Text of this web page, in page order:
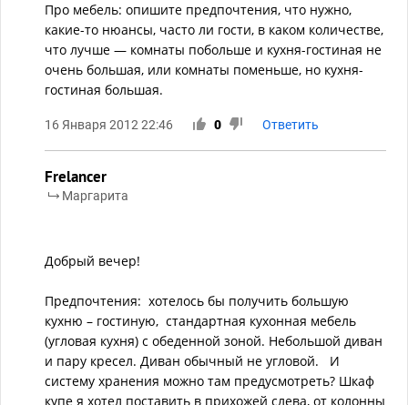
Про мебель: опишите предпочтения, что нужно,
какие-то нюансы, часто ли гости, в каком количестве,
что лучше — комнаты побольше и кухня-гостиная не
очень большая, или комнаты поменьше, но кухня-
гостиная большая.
16 Января 2012 22:46 0 Ответить
Frelancer
Маргарита
Добрый вечер!
Предпочтения: хотелось бы получить большую
кухню – гостиную, стандартная кухонная мебель
(угловая кухня) с обеденной зоной. Небольшой диван
и пару кресел. Диван обычный не угловой. И
систему хранения можно там предусмотреть? Шкаф
купе я хотел поставить в прихожей слева, от колонны